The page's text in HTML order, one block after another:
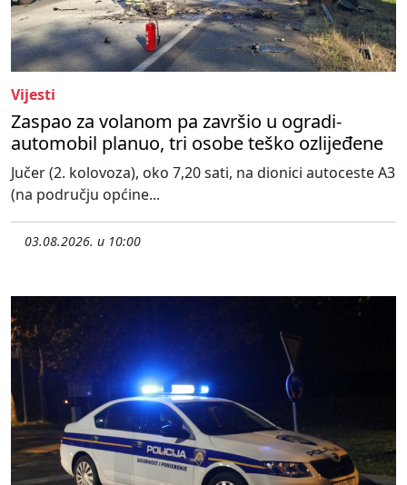
Vijesti
Zaspao za volanom pa završio u ogradi-
automobil planuo, tri osobe teško ozlijeđene
Jučer (2. kolovoza), oko 7,20 sati, na dionici autoceste A3
(na području općine...
03.08.2026. u 10:00